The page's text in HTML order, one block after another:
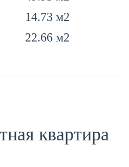
14.73 м2
22.66 м2
квартира